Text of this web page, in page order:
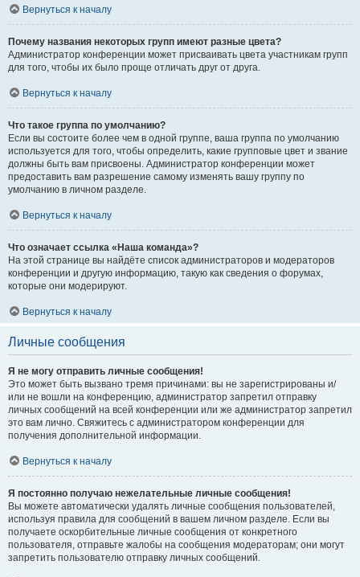
Вернуться к началу
Почему названия некоторых групп имеют разные цвета?
Администратор конференции может присваивать цвета участникам групп
для того, чтобы их было проще отличать друг от друга.
Вернуться к началу
Что такое группа по умолчанию?
Если вы состоите более чем в одной группе, ваша группа по умолчанию
используется для того, чтобы определить, какие групповые цвет и звание
должны быть вам присвоены. Администратор конференции может
предоставить вам разрешение самому изменять вашу группу по
умолчанию в личном разделе.
Вернуться к началу
Что означает ссылка «Наша команда»?
На этой странице вы найдёте список администраторов и модераторов
конференции и другую информацию, такую как сведения о форумах,
которые они модерируют.
Вернуться к началу
Личные сообщения
Я не могу отправить личные сообщения!
Это может быть вызвано тремя причинами: вы не зарегистрированы и/
или не вошли на конференцию, администратор запретил отправку
личных сообщений на всей конференции или же администратор запретил
это вам лично. Свяжитесь с администратором конференции для
получения дополнительной информации.
Вернуться к началу
Я постоянно получаю нежелательные личные сообщения!
Вы можете автоматически удалять личные сообщения пользователей,
используя правила для сообщений в вашем личном разделе. Если вы
получаете оскорбительные личные сообщения от конкретного
пользователя, отправьте жалобы на сообщения модераторам; они могут
запретить пользователю отправку личных сообщений.